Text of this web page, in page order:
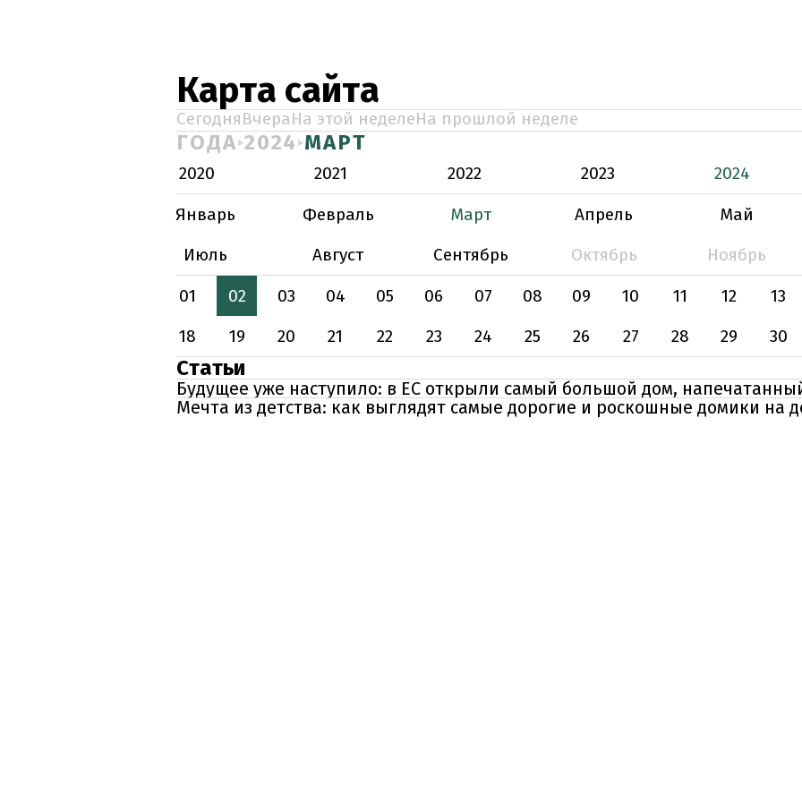
Карта сайта
СегодняВчераНа этой неделеНа прошлой неделе
ГОДА 2024 МАРТ
2020 2021 2022 2023 2024
Январь
Февраль Март Апрель Май
Июль
Август Сентябрь Октябрь Ноябрь
01
02 03 04 05 06 07 08 09 10 11 12 13
18
19 20 21 22 23 24 25 26 27 28 29 30
Статьи
Будущее уже наступило: в ЕС открыли самый большой дом,
Мечта из детства: как выглядят самые дорогие и роскошные домики на